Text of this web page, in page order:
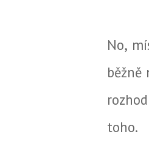
No,
běžně
toho.